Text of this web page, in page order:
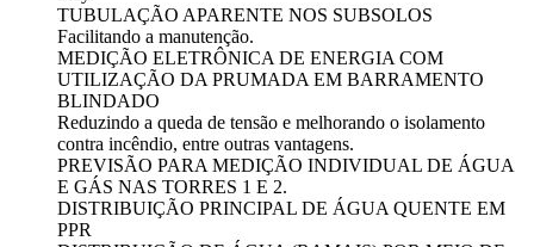
TUBULAÇÃO APARENTE NOS SUBSOLOS
Facilitando a manutenção.
MEDIÇÃO ELETRÔNICA DE ENERGIA COM
UTILIZAÇÃO DA PRUMADA EM BARRAMENTO
BLINDADO
Reduzindo a queda de tensão e melhorando o isolamento
contra incêndio, entre outras vantagens.
PREVISÃO PARA MEDIÇÃO INDIVIDUAL DE ÁGUA
E GÁS NAS TORRES 1 E 2.
DISTRIBUIÇÃO PRINCIPAL DE ÁGUA QUENTE EM
PPR